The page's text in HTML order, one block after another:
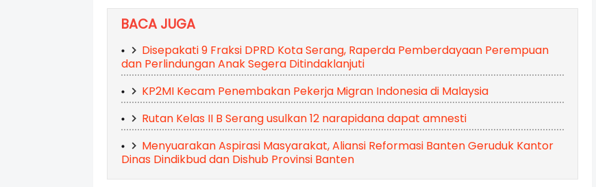
BACA JUGA
Disepakati 9 Fraksi DPRD Kota Serang, Raperda Pemberdayaan Perempuan
dan Perlindungan Anak Segera Ditindaklanjuti
KP2MI Kecam Penembakan Pekerja Migran Indonesia di Malaysia
Rutan Kelas II B Serang usulkan 12 narapidana dapat amnesti
Menyuarakan Aspirasi Masyarakat, Aliansi Reformasi Banten Geruduk Kantor
Dinas Dindikbud dan Dishub Provinsi Banten